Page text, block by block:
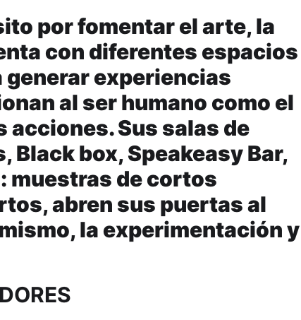
por fomentar el arte, la
con diferentes espacios
generar experiencias
al ser humano como el
acciones. Sus salas de
box, Speakeasy Bar,
muestras de cortos
abren sus puertas al
la experimentación y